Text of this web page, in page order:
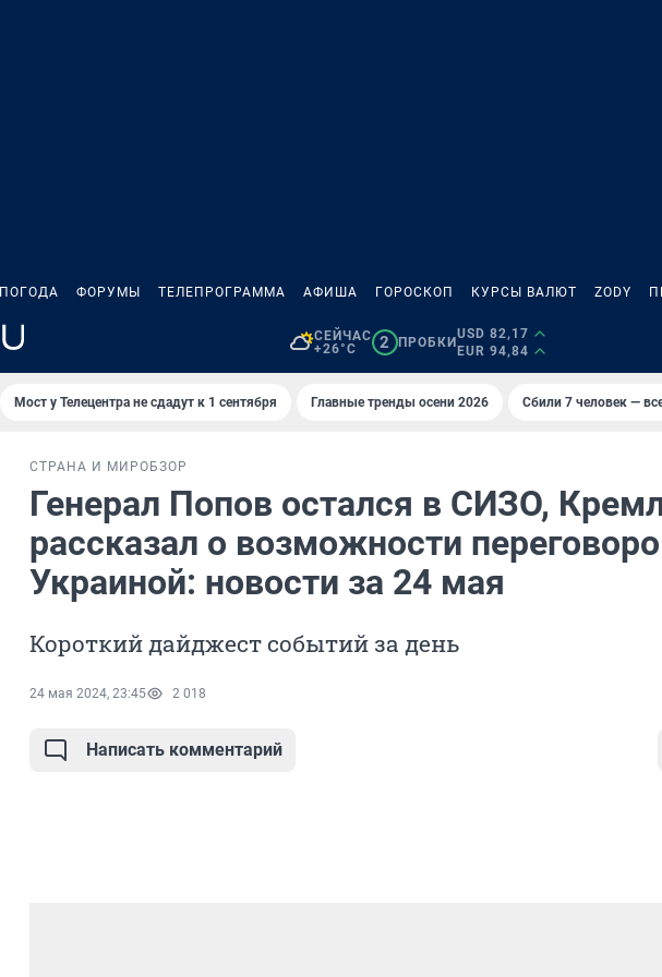
ПОГОДА ФОРУМЫ ТЕЛЕПРОГРАММА АФИША ГОРОСКОП КУРСЫ ВАЛЮТ ZODY
СЕЙЧАС
+26°C
2 ПРОБКИ
USD 82,17
EUR 94,84
Мост у Телецентра не сдадут к 1 сентября Главные тренды осени 2026 Сбили 7 человек —
СТРАНА И МИРОБЗОР
Генерал Попов остался в СИЗО,
рассказал о возможности
Украиной: новости за 24 мая
Короткий дайджест событий за день
24 мая 2024, 23:45 2 018
Написать комментарий